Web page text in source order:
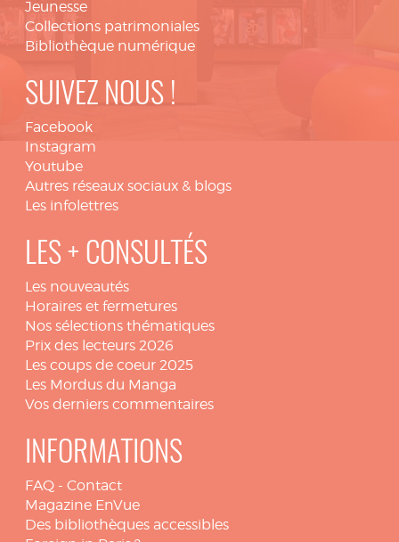
Jeunesse
Collections patrimoniales
Bibliothèque numérique
SUIVEZ NOUS !
Facebook
Instagram
Youtube
Autres réseaux sociaux & blogs
Les infolettres
LES + CONSULTÉS
Les nouveautés
Horaires et fermetures
Nos sélections thématiques
Prix des lecteurs 2026
Les coups de coeur 2025
Les Mordus du Manga
Vos derniers commentaires
INFORMATIONS
FAQ - Contact
Magazine EnVue
Des bibliothèques accessibles